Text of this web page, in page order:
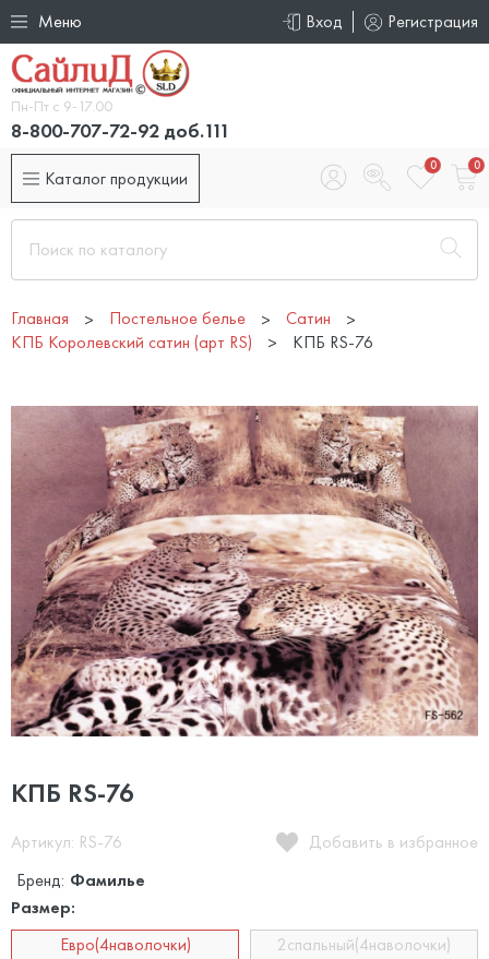
Меню Вход Регистрация
Пн-Пт с 9-17.00
8-800-707-72-92 доб.111
Каталог продукции
0 0
Главная Постельное белье
Сатин
КПБ Королевский сатин (арт RS)
КПБ RS-76
КПБ RS-76
Артикул: RS-76
Добавить в избранное
Бренд: Фамилье
Размер:
Евро(4наволочки)
2спальный(4наволочки)